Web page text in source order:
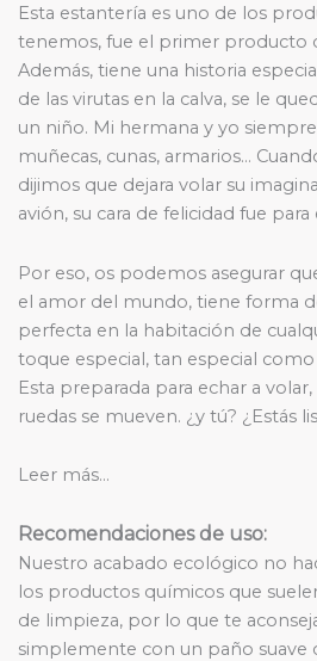
Esta estantería es uno de los
tenemos, fue el primer producto
Además, tiene una historia
de las virutas en la calva, se le
un niño. Mi hermana y yo
muñecas, cunas, armarios…
dijimos que dejara volar su
avión, su cara de felicidad fue para
Por eso, os podemos asegurar
el amor del mundo, tiene forma
perfecta en la habitación de
toque especial, tan especial como
Esta preparada para echar a
ruedas se mueven. ¿y tú? ¿Estás
Leer más…
Recomendaciones de uso:
Nuestro acabado ecológico no
los productos químicos que
de limpieza, por lo que te
simplemente con un paño suave